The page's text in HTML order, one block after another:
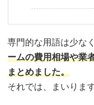
専門的な用語は少なく
ームの費用相場や業
まとめました。
それでは、まいりま